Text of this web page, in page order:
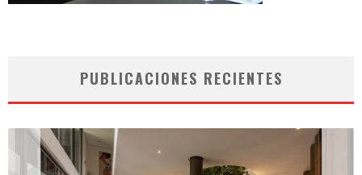
PUBLICACIONES RECIENTES